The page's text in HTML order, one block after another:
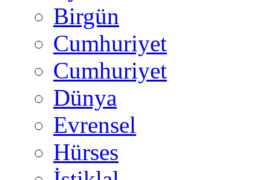
Birgün
Cumhuriyet
Cumhuriyet
Dünya
Evrensel
Hürses